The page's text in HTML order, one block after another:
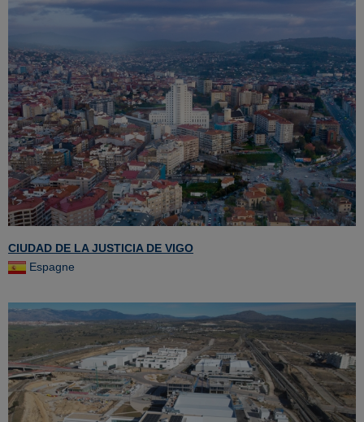
CIUDAD DE LA JUSTICIA DE VIGO
Espagne